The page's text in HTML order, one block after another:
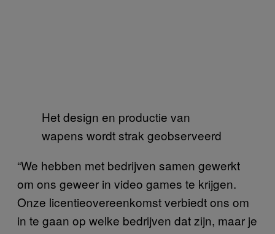
Het design en productie van
wapens wordt strak geobserveerd
“We hebben met bedrijven samen gewerkt
om ons geweer in video games te krijgen.
Onze licentieovereenkomst verbiedt ons om
in te gaan op welke bedrijven dat zijn, maar je